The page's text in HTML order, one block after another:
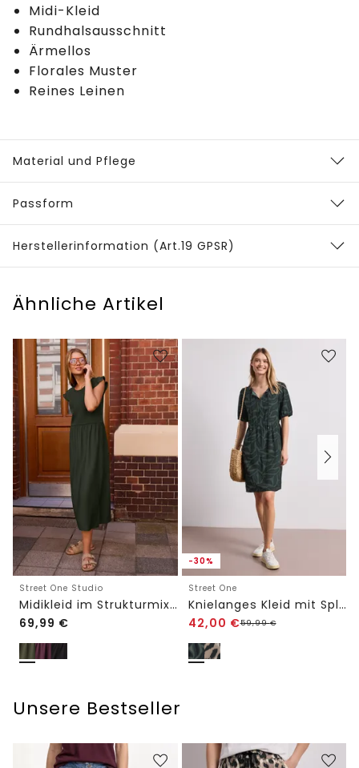
Midi-Kleid
Rundhalsausschnitt
Ärmellos
Florales Muster
Reines Leinen
Material und Pflege
Passform
Herstellerinformation (Art.19 GPSR)
Ähnliche Artikel
Street One Studio
Midikleid im Strukturmix mit Rundhals
69,99 €
-30%
Street One
Knielanges Kleid mit Split Neck und Print
42,00 €59,99€
Unsere Bestseller